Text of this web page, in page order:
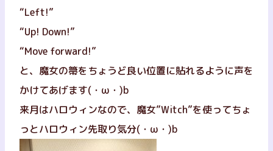
“Left!”
“Up! Down!”
“Move forward!”
と、魔女の箒をちょうど良い位置に貼れるように声を
かけてあげます(・ω・)b
来月はハロウィンなので、魔女”Witch”を使ってちょ
っとハロウィン先取り気分(・ω・)b